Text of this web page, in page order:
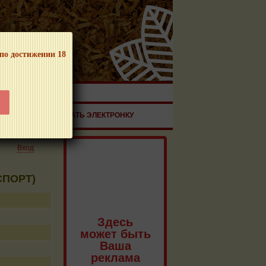
достижении 18
ПРОДУКЦИИ!
ЗАКАЗАТЬ ЭЛЕКТРОНКУ
Вход
Здесь
может быть
Ваша
реклама